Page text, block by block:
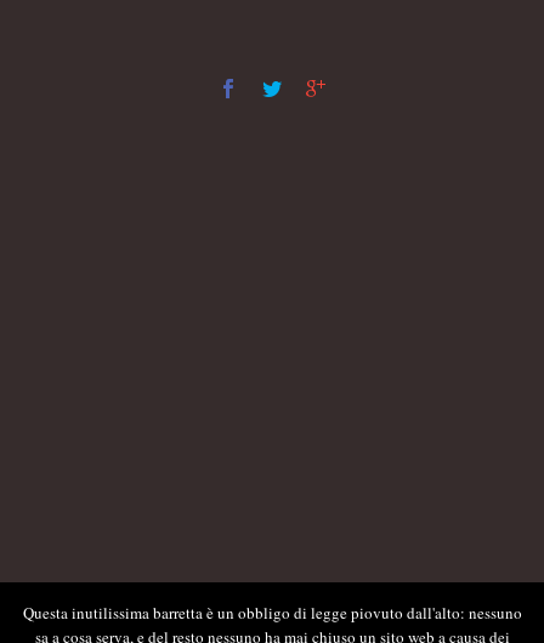
Questa inutilissima barretta è un obbligo di legge piovuto dall'alto: nessuno
sa a cosa serva, e del resto nessuno ha mai chiuso un sito web a causa dei